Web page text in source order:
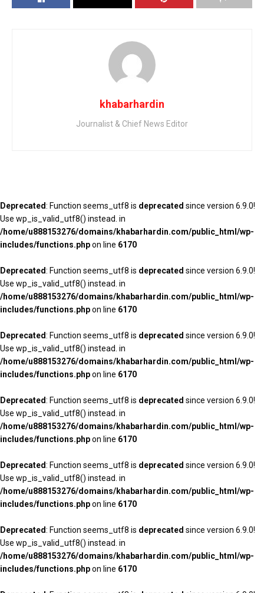
khabarhardin
Journalist & Chief News Editor
Deprecated: Function seems_utf8 is deprecated since version 6.9.0!
Use wp_is_valid_utf8() instead. in
/home/u888153276/domains/khabarhardin.com/public_html/wp-
includes/functions.phpon line 6170
Deprecated: Function seems_utf8 is deprecated since version 6.9.0!
Use wp_is_valid_utf8() instead. in
/home/u888153276/domains/khabarhardin.com/public_html/wp-
includes/functions.phpon line 6170
Deprecated: Function seems_utf8 is deprecated since version 6.9.0!
Use wp_is_valid_utf8() instead. in
/home/u888153276/domains/khabarhardin.com/public_html/wp-
includes/functions.phpon line 6170
Deprecated: Function seems_utf8 is deprecated since version 6.9.0!
Use wp_is_valid_utf8() instead. in
/home/u888153276/domains/khabarhardin.com/public_html/wp-
includes/functions.phpon line 6170
Deprecated: Function seems_utf8 is deprecated since version 6.9.0!
Use wp_is_valid_utf8() instead. in
/home/u888153276/domains/khabarhardin.com/public_html/wp-
includes/functions.phpon line 6170
Deprecated: Function seems_utf8 is deprecated since version 6.9.0!
Use wp_is_valid_utf8() instead. in
/home/u888153276/domains/khabarhardin.com/public_html/wp-
includes/functions.phpon line 6170